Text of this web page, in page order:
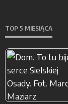
TOP 5 MIESIĄCA